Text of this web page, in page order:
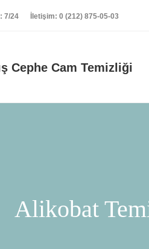
: 7/24 İletişim: 0 (212) 875-05-03
Alikobat